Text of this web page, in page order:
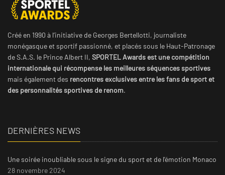
Créé en 1990 à l’initiative de Georges Bertellotti, journaliste
monégasque et sportif passionné, et placés sous le Haut-Patronage
de S.A.S. le Prince Albert II, SPORTEL Awards est une compétition
internationale qui récompense les meilleures séquences sportives
mais également des rencontres exclusives entre les fans de sport et
des personnalités sportives de renom.
DERNIÈRES NEWS
Une soirée inoubliable sous le signe du sport et de l'émotion Monaco
28 novembre 2024